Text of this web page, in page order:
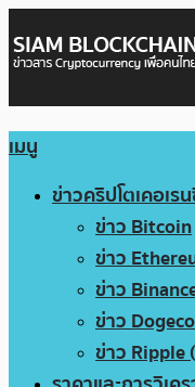
เมนู
ข่าวคริปโตเคอเร
ข่าว Bitcoin
ข่าว
ข่าว
ข่าว
ข่าว Ripple